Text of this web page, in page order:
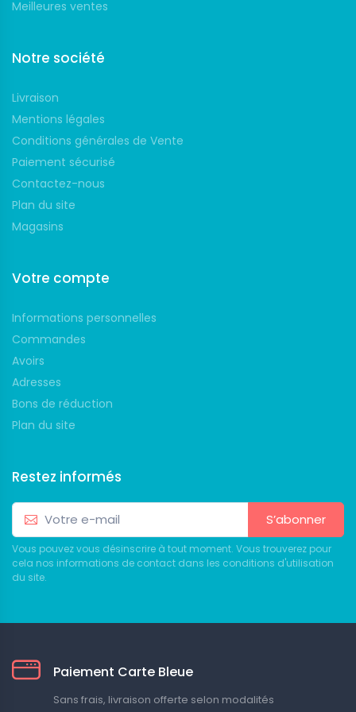
Meilleures ventes
Notre société
Livraison
Mentions légales
Conditions générales de Vente
Paiement sécurisé
Contactez-nous
Plan du site
Magasins
Votre compte
Informations personnelles
Commandes
Avoirs
Adresses
Bons de réduction
Plan du site
Restez informés
S’abonner
Vous pouvez vous désinscrire à tout moment. Vous trouverez pour
cela nos informations de contact dans les conditions d'utilisation
du site.
Paiement Carte Bleue
Sans frais, livraison offerte selon modalités